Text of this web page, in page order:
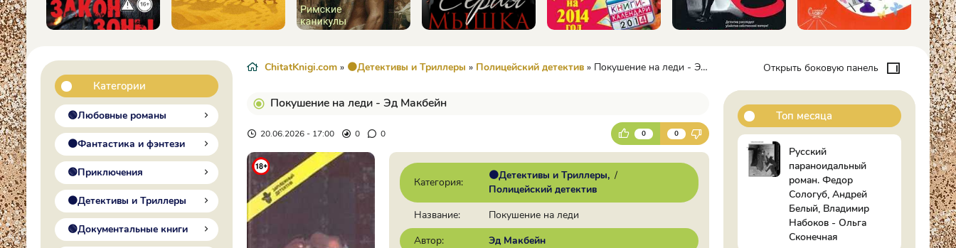
Категории
🟢Любовные романы
🟠Фантастика и фэнтези
🟢Приключения
🟠Детективы и Триллеры
🟢Документальные книги
ChitatKnigi.com » 🟠Детективы и Триллеры » Полицейский детектив » Покушение на леди - Эд Макбейн
Покушение на леди - Эд Макбейн
20.06.2026 - 17:00 0 0 0 0
Категория:
🟠Детективы и Триллеры /
Полицейский детектив
Название:
Покушение на леди
Автор:
Эд Макбейн
Открыть боковую панель
Топ месяца
Русский
параноидальный
роман. Федор
Сологуб, Андрей
Белый, Владимир
Набоков - Ольга
Сконечная